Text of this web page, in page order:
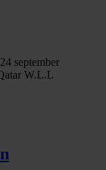
24 september
W.L.L